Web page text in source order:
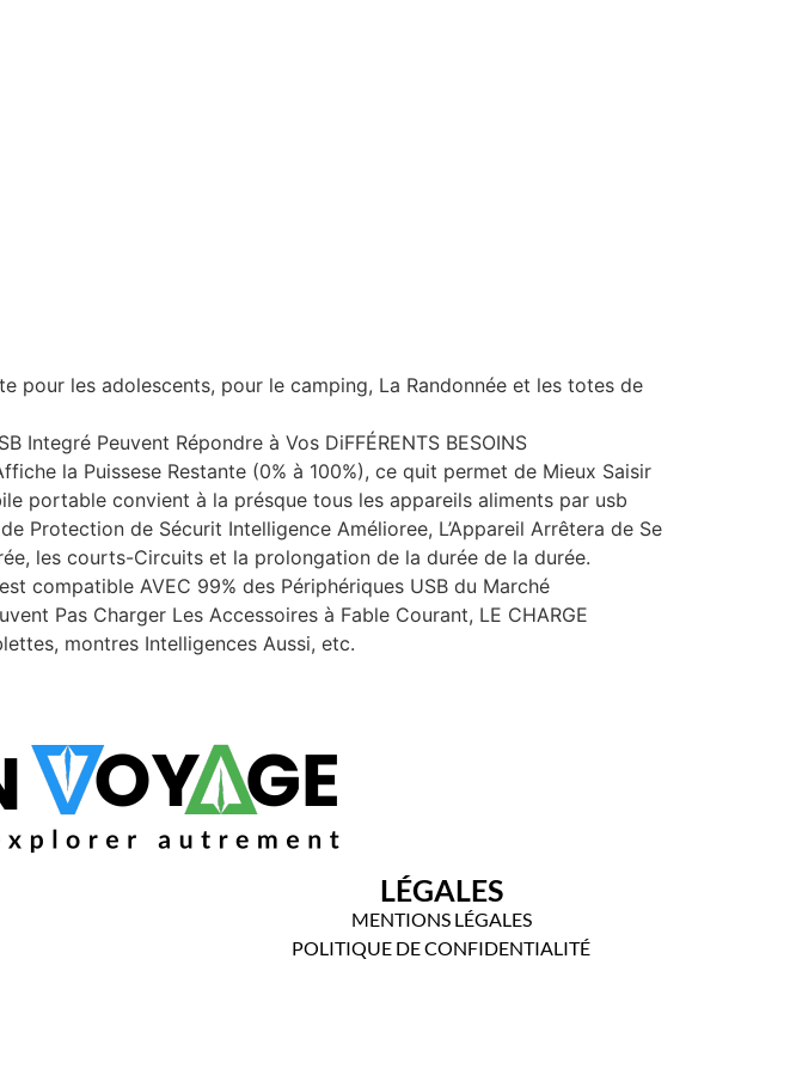
pour les adolescents, pour le camping, La Randonnée et les totes de
Integré Peuvent Répondre à Vos DiFFÉRENTS BESOINS
la Puissese Restante (0% à 100%), ce quit permet de Mieux Saisir
portable convient à la présque tous les appareils aliments par usb
Protection de Sécurit Intelligence Amélioree, L’Appareil Arrêtera de Se
les courts-Circuits et la prolongation de la durée de la durée.
compatible AVEC 99% des Périphériques USB du Marché
Pas Charger Les Accessoires à Fable Courant, LE CHARGE
montres Intelligences Aussi, etc.
LÉGALES
MENTIONS LÉGALES
POLITIQUE DE CONFIDENTIALITÉ